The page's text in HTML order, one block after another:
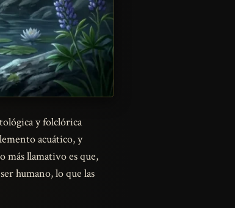
y folclórica
acuático, y
más llamativo es que,
humano, lo que las